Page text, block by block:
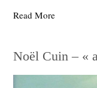
Read More
Noël Cuin – «